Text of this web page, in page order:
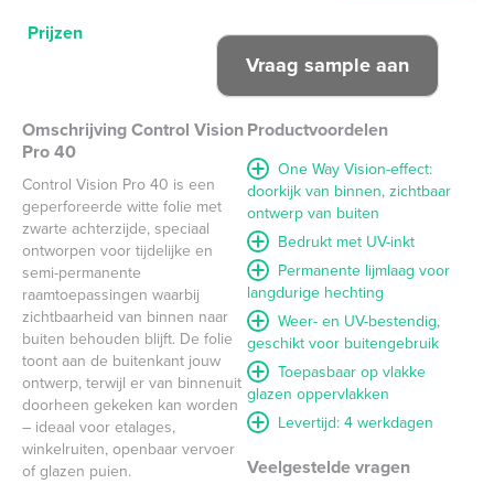
Prijzen
Omschrijving Control Vision
Pro 40
Control Vision Pro 40 is een
geperforeerde witte folie met
zwarte achterzijde, speciaal
ontworpen voor tijdelijke en
semi-permanente
raamtoepassingen waarbij
zichtbaarheid van binnen naar
buiten behouden blijft. De folie
toont aan de buitenkant jouw
ontwerp, terwijl er van binnenuit
doorheen gekeken kan worden
– ideaal voor etalages,
winkelruiten, openbaar vervoer
of glazen puien.
Productvoordelen
One Way Vision-effect:
doorkijk van binnen, zichtbaar
ontwerp van buiten
Bedrukt met UV-inkt
Permanente lijmlaag voor
langdurige hechting
Weer- en UV-bestendig,
geschikt voor buitengebruik
Toepasbaar op vlakke
glazen oppervlakken
Levertijd: 4 werkdagen
Veelgestelde vragen